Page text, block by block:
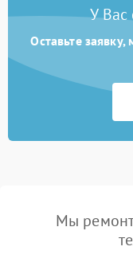
У Вас
Оставьте
Мы